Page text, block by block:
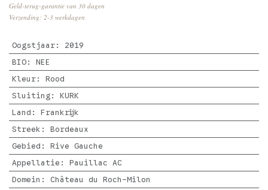
Geld-terug-garantie van 30 dagen
Verzending: 2-3 werkdagen
Oogstjaar: 2019
BIO: NEE
Kleur: Rood
Sluiting: KURK
Land : Frankrijk
Streek : Bordeaux
Gebied : Rive Gauche
Appellatie : Pauillac AC
Domein : Château du Roch-Milon